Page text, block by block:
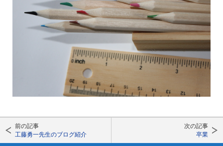
前の記事
工藤勇一先生のブログ紹介
次の記事
卒業